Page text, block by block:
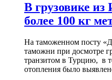
В грузовике
более 100 кг
На таможенном посту
таможни при досмотре
транзитом в Турцию, в
отопления было